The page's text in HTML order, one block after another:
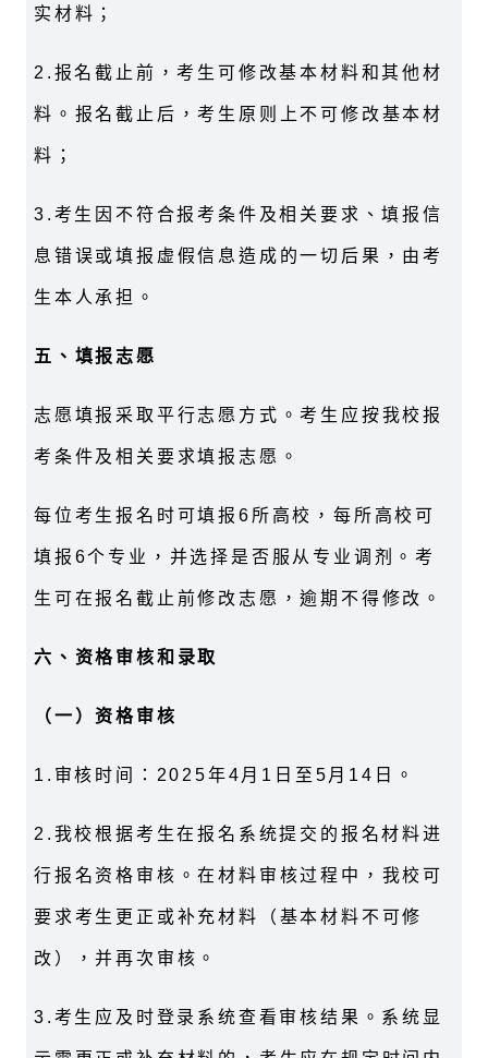
实材料；
2. 报名截止前，考生可修改基本材料和其他材
料。报名截止后，考生原则上不可修改基本材
料；
3. 考生因不符合报考条件及相关要求、填报信
息错误或填报虚假信息造成的一切后果，由考
生本人承担。
五、填报志愿
志愿填报采取平行志愿方式。考生应按我校报
考条件及相关要求填报志愿。
每位考生报名时可填报 6 所高校，每所高校可
填报 6个专业，并选择是否服从专业调剂。考
生可在报名截止前修改志愿，逾期不得修改。
六、资格审核和录取
（一）资格审核
1. 审核时间： 2025年4 月 1 日至 5 月 14 日。
2. 我校根据考生在报名系统提交的报名材料进
行报名资格审核。在材料审核过程中，我校可
要求考生更正或补充材料（基本材料不可修
改），并再次审核。
3. 考生应及时登录系统查看审核结果。系统显